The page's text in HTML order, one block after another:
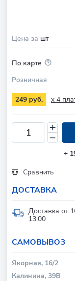
Цена за шт
По карте
Розничная
249 руб. x 4
+
Сравнить
ДОСТАВКА
Доставка от
13:00
CАМОВЫВОЗ
Якорная, 16/2
Калинина, 39В